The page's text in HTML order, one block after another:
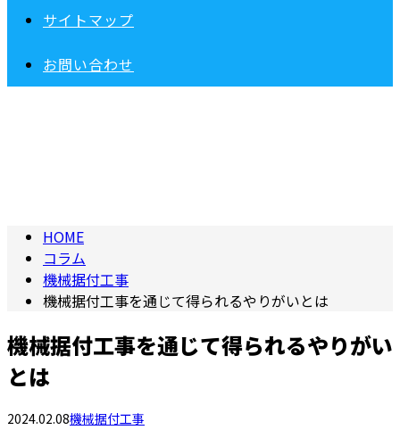
サイトマップ
お問い合わせ
HOME
コラム
機械据付工事
機械据付工事を通じて得られるやりがいとは
機械据付工事を通じて得られるやりがい
とは
2024.02.08機械据付工事